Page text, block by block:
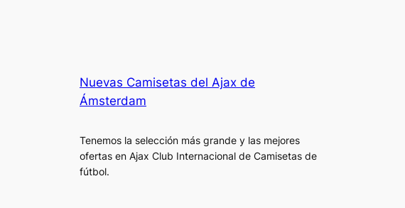
Nuevas Camisetas del Ajax de
Ámsterdam
Tenemos la selección más grande y las mejores
ofertas en Ajax Club Internacional de Camisetas de
fútbol.